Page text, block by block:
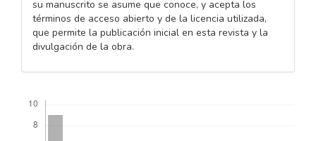
su manuscrito se asume que conoce, y acepta los
términos de acceso abierto y de la licencia utilizada,
que permite la publicación inicial en esta revista y la
divulgación de la obra.